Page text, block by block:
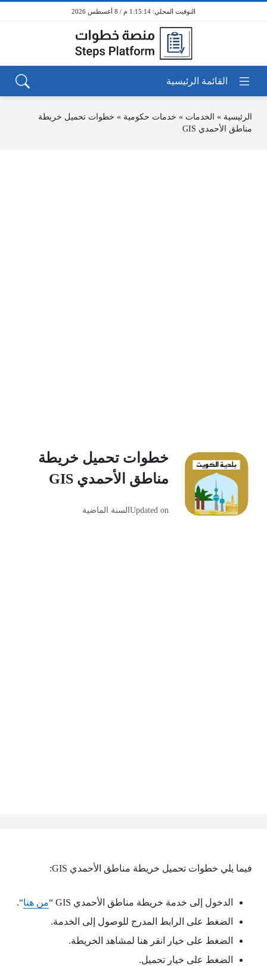
1:15:14 م / 8 أغسطس 2026
الرئيسية » الخدمات » خدمات حكومية » خطوات تحميل خريطة
مناطق الأحمدي GIS
خطوات تحميل خريطة
مناطق الأحمدي GIS
Updated onالسنة الماضية
فيما يلي خطوات تحميل خريطة مناطق الأحمدي GIS:
الدخول إلى خدمة خريطة مناطق الأحمدي GIS “ من هنا“.
الضغط على الرابط المدرج للوصول إلى الخدمة.
الضغط على خيار انقر هنا لمشاهد الخريطة.
الضغط على خيار تحميل.